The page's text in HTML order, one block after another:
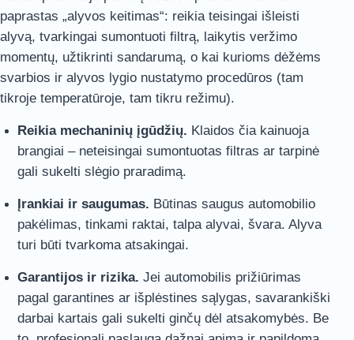
paprastas „alyvos keitimas“: reikia teisingai išleisti
alyvą, tvarkingai sumontuoti filtrą, laikytis veržimo
momentų, užtikrinti sandarumą, o kai kurioms dėžėms
svarbios ir alyvos lygio nustatymo procedūros (tam
tikroje temperatūroje, tam tikru režimu).
Reikia mechaninių įgūdžių. Klaidos čia kainuoja
brangiai – neteisingai sumontuotas filtras ar tarpinė
gali sukelti slėgio praradimą.
Įrankiai ir saugumas. Būtinas saugus automobilio
pakėlimas, tinkami raktai, talpa alyvai, švara. Alyva
turi būti tvarkoma atsakingai.
Garantijos ir rizika. Jei automobilis prižiūrimas
pagal garantines ar išplėstines sąlygas, savarankiški
darbai kartais gali sukelti ginčų dėl atsakomybės. Be